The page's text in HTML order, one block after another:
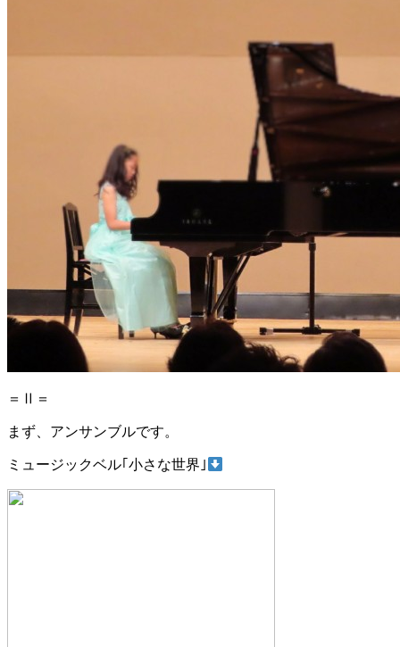
＝Ⅱ＝
まず、アンサンブルです。
ミュージックベル｢小さな世界｣